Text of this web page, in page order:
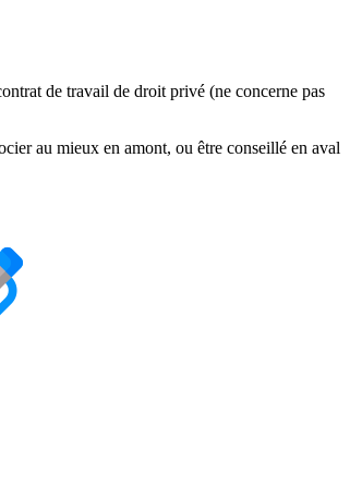
de travail de droit privé (ne concerne pas
au mieux en amont, ou être conseillé en aval